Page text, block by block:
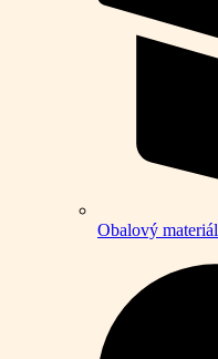
Obalový materiál